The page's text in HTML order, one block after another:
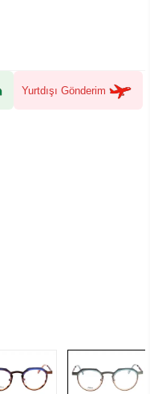
Yurtdışı Gönderim